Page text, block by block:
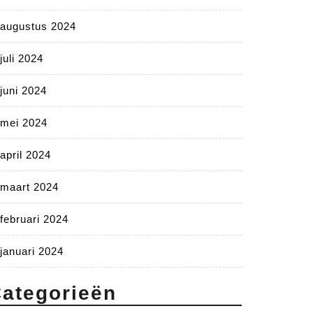
augustus 2024
juli 2024
juni 2024
mei 2024
april 2024
maart 2024
februari 2024
januari 2024